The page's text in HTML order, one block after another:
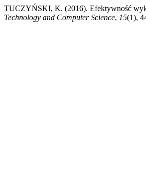
TUCZYŃSKI, K. (2016). Efektywność
Technology and Computer Science, 15(1),